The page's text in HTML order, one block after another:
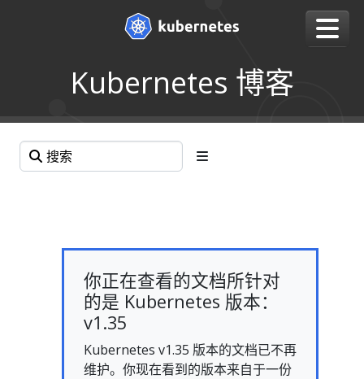
Kubernetes 博客
你正在查看的文档所针对
的是 Kubernetes 版本：
v1.35
Kubernetes v1.35 版本的文档已不再
维护。你现在看到的版本来自于一份